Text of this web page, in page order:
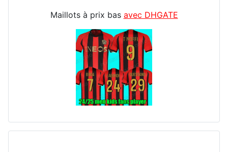
Maillots à prix bas avec DHGATE